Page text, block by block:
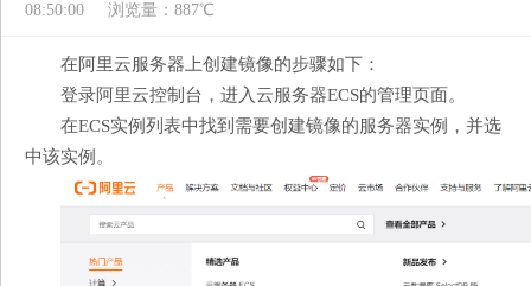
08:50:00
浏览量：887℃
在阿里云服务器上创建镜像的步骤如下：
登录阿里云控制台，进入云服务器ECS的管理页面。
在ECS实例列表中找到需要创建镜像的服务器实例，并选
中该实例。